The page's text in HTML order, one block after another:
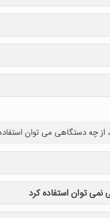
از چه دستگاهی می توان
نمی توان استفاده کرد